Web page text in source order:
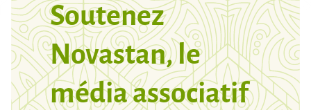
Soutenez
Novastan, le
média associatif